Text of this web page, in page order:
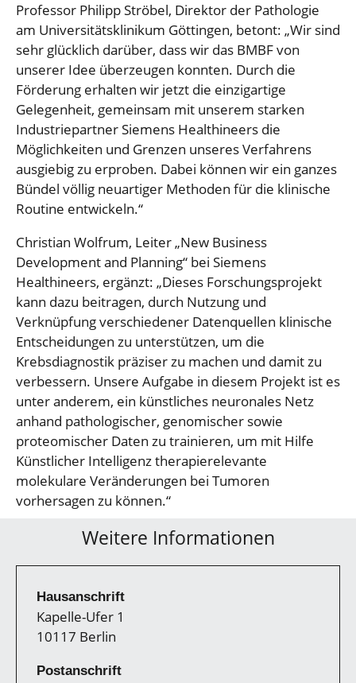
Professor Philipp Ströbel, Direktor der Pathologie
am Universitätsklinikum Göttingen, betont: „Wir sind
sehr glücklich darüber, dass wir das BMBF von
unserer Idee überzeugen konnten. Durch die
Förderung erhalten wir jetzt die einzigartige
Gelegenheit, gemeinsam mit unserem starken
Industriepartner Siemens Healthineers die
Möglichkeiten und Grenzen unseres Verfahrens
ausgiebig zu erproben. Dabei können wir ein ganzes
Bündel völlig neuartiger Methoden für die klinische
Routine entwickeln.“
Christian Wolfrum, Leiter „New Business
Development and Planning“ bei Siemens
Healthineers, ergänzt: „Dieses Forschungsprojekt
kann dazu beitragen, durch Nutzung und
Verknüpfung verschiedener Datenquellen klinische
Entscheidungen zu unterstützen, um die
Krebsdiagnostik präziser zu machen und damit zu
verbessern. Unsere Aufgabe in diesem Projekt ist es
unter anderem, ein künstliches neuronales Netz
anhand pathologischer, genomischer sowie
proteomischer Daten zu trainieren, um mit Hilfe
Künstlicher Intelligenz therapierelevante
molekulare Veränderungen bei Tumoren
vorhersagen zu können.“
Weitere Informationen
Hausanschrift
Kapelle-Ufer 1
10117 Berlin
Postanschrift